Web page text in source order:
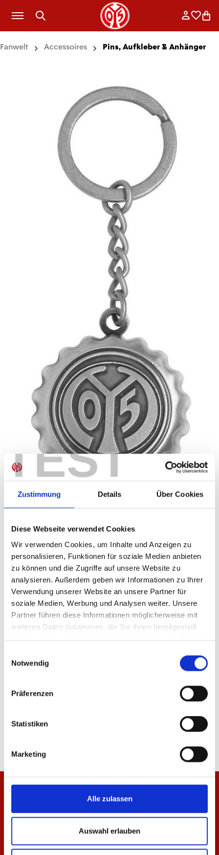
TEST
Zustimmung Details Über Cookies
Diese Webseite verwendet Cookies
Wir verwenden Cookies, um Inhalte und Anzeigen zu
personalisieren, Funktionen für soziale Medien anbieten
zu können und die Zugriffe auf unsere Website zu
analysieren. Außerdem geben wir Informationen zu Ihrer
Verwendung unserer Website an unsere Partner für
soziale Medien, Werbung und Analysen weiter. Unsere
Partner führen diese Informationen möglicherweise mit
weiteren Daten zusammen, die Sie ihnen bereitgestellt
haben oder die sie im Rahmen Ihrer Nutzung der Dienste
Notwendig
Präferenzen
Statistiken
Marketing
Alle zulassen
Auswahl erlauben
Zum Hauptinhalt springen
Fanwelt Accessoires Pins, Aufkleber & Anhänger
Schlüsselanhänger Kronkorken
8,95 €
Mitgliederpreis:8,06 €
Preise inkl. MwSt. zzgl. Versandkosten
Produkt Anzahl: Gib den gewünschten
Anzahl
Sofort verfügbar, Lieferzeit: 1-3 Tage
Produktdetails